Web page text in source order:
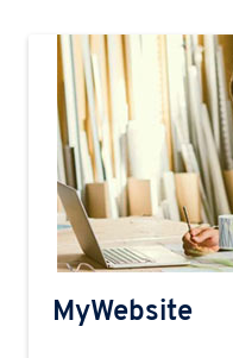
MyWebsite